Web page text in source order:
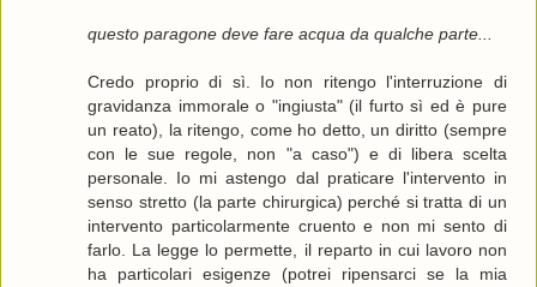
questo paragone deve fare acqua da qualche parte...
Credo proprio di sì. Io non ritengo l'interruzione di
gravidanza immorale o "ingiusta" (il furto sì ed è pure
un reato), la ritengo, come ho detto, un diritto (sempre
con le sue regole, non "a caso") e di libera scelta
personale. Io mi astengo dal praticare l'intervento in
senso stretto (la parte chirurgica) perché si tratta di un
intervento particolarmente cruento e non mi sento di
farlo. La legge lo permette, il reparto in cui lavoro non
ha particolari esigenze (potrei ripensarci se la mia